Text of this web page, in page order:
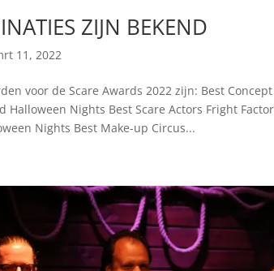
ZIJN BEKEND
11, 2022
voor de Scare Awards 2022 zijn: Best
Halloween Nights Best Scare Actors Fright
Nights Best Make-up Circus...